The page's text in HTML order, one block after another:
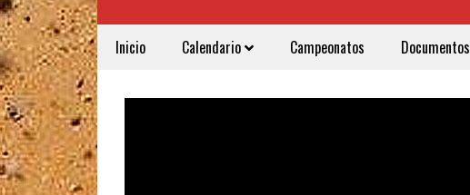
Inicio Calendario Campeonatos Documentos